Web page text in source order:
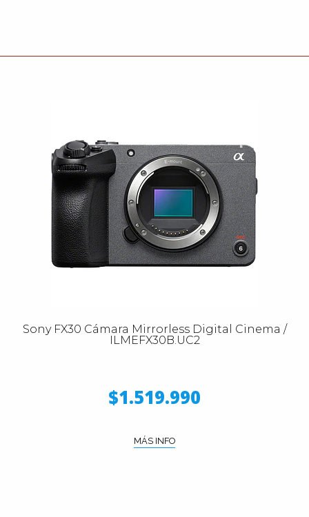
Sony FX30 Cámara Mirrorless Digital Cinema /
ILMEFX30B.UC2
$1.519.990
MÁS INFO